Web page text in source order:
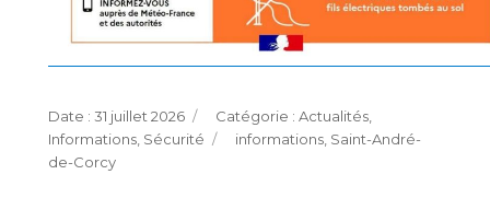
Publié
le
31 juillet 2026 Catégories
Actualités,
Informations, Sécurité Étiquettes
informations, Saint-André-
de-Corcy